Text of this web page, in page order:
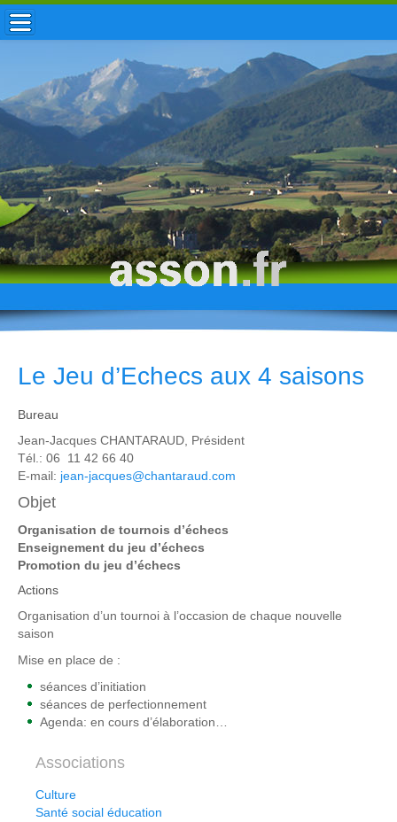
ACCUEIL / INFOS
MUNICIPALITÉ
VIE LOCALE
ENFANCE
TOURISME
HISTOIRE
Le Jeu d’Echecs aux 4 saisons
Bureau
Jean-Jacques CHANTARAUD, Président
Tél.: 06 11 42 66 40
E-mail: jean-jacques@chantaraud.com
Objet
Organisation de tournois d’échecs
Enseignement du jeu d’échecs
Promotion du jeu d’échecs
Actions
Organisation d’un tournoi à l’occasion de chaque nouvelle
saison
Mise en place de :
séances d’initiation
séances de perfectionnement
Agenda: en cours d’élaboration…
Associations
Culture
Santé social éducation